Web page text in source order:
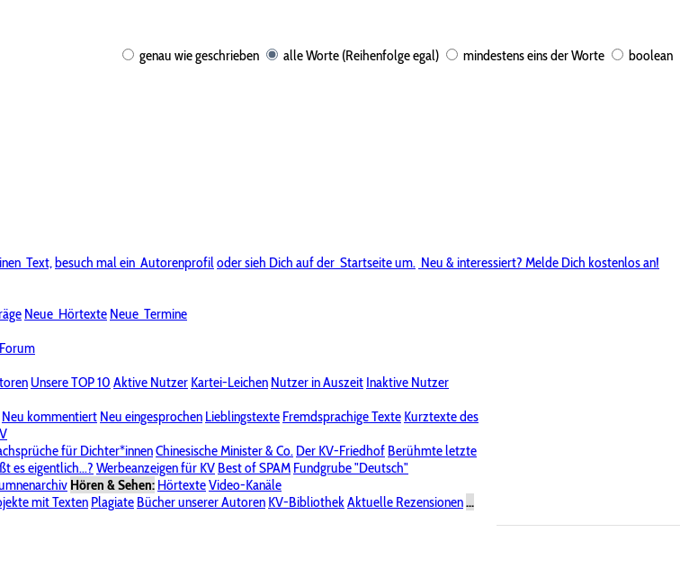
genau wie geschrieben alle Worte (Reihenfolge egal) mindestens eins der Worte boolean
Text,besuch mal ein Autorenprofiloder sieh Dich auf der Startseite um. Neu & interessiert? Melde Dich kostenlos an!
Neue Hörtexte Neue Termine
Unsere TOP 10 Aktive Nutzer Kartei-Leichen Nutzer in Auszeit Inaktive Nutzer
Neu kommentiert Neu eingesprochen Lieblingstexte Fremdsprachige Texte Kurztexte des
für Dichter*innenChinesische Minister & Co. Der KV-Friedhof Berühmte letzte
es eigentlich...? Werbeanzeigen für KV Best of SPAM Fundgrube "Deutsch"
Hören & Sehen: HörtexteVideo-Kanäle
mit Texten Plagiate Bücher unserer Autoren KV-BibliothekAktuelle Rezensionen...
& Schreiberei"
Alle Wege führen zu KVPasswort vergessen?
Impressum